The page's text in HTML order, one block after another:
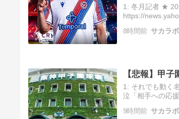
1: 冬月記者 ★
https://
8時間前 サカラボ
【悲報】甲
1: それでも動く
泣「相手への応
9時間前 サカラボ